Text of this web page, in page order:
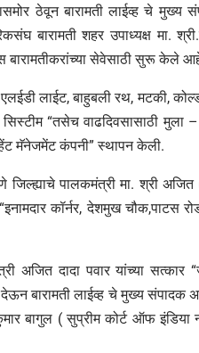
ठेवून बारामती लाईव्ह चे
बारामती शहर उपाध्यक्ष मा.
बारामतीकरांच्या सेवेसाठी सुरू केले
लाईट, बाहुबली रथ, मटकी,
“तसेच वाढदिवसासाठी मुला –
मॅनेजमेंट कंपनी” स्थापन केली.
पालकमंत्री मा. श्री अजित
कॉर्नर, देशमुख चौक,पाटस
अजित दादा पवार यांच्या सत्कार
देऊन बारामती लाईव्ह चे मुख्य
बागुल ( सुप्रीम कोर्ट ऑफ इंडिया